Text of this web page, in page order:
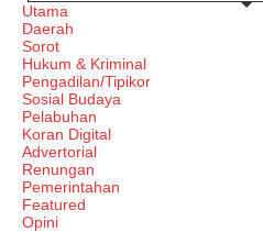
Utama
Daerah
Sorot
Hukum & Kriminal
Pengadilan/Tipikor
Sosial Budaya
Pelabuhan
Koran Digital
Advertorial
Renungan
Pemerintahan
Featured
Opini